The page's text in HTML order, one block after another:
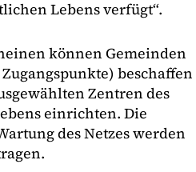
Lebens verfügt“.
können Gemeinden
beschaffen
Zentren des
einrichten. Die
des Netzes werden